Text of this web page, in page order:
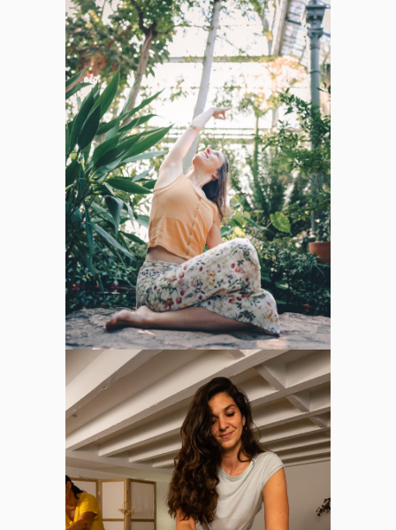
YOGA
Plus d'infos sur les
cours de Yoga
Plus d'infos sur les
stages
Plus d'infos sur les
ateliers
AYURVEDA
Plus d'infos sur les
consultations &
massages